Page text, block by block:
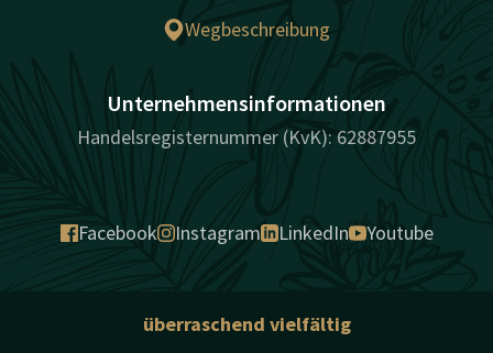
Wegbeschreibung
Unternehmensinformationen
Handelsregisternummer (KvK): 62887955
Facebook Instagram LinkedIn Youtube
überraschend vielfältig